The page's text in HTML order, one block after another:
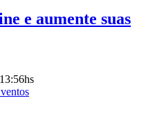
e aumente suas